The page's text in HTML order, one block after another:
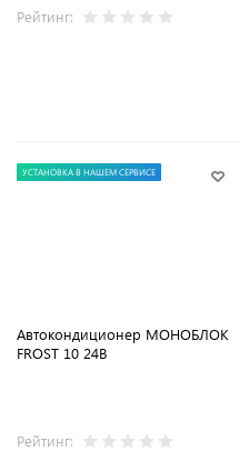
Рейтинг:
УСТАНОВКА В НАШЕМ СЕРВИСЕ
Автокондиционер МОНОБЛОК
FROST 10 24В
Рейтинг: